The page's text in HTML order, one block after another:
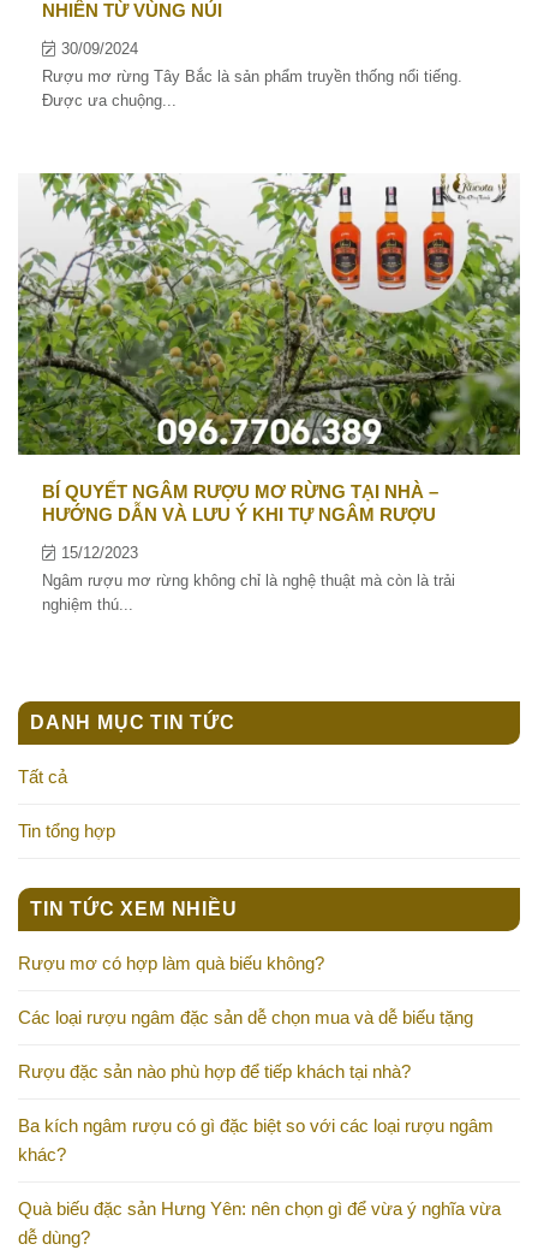
NHIÊN TỪ VÙNG NÚI
Rượu mơ rừng Tây Bắc là sản phẩm truyền thống nổi tiếng.
Được ưa chuộng...
30/09/2024
BÍ QUYẾT NGÂM RƯỢU MƠ RỪNG TẠI NHÀ –
HƯỚNG DẪN VÀ LƯU Ý KHI TỰ NGÂM RƯỢU
Ngâm rượu mơ rừng không chỉ là nghệ thuật mà còn là trải
nghiệm thú...
15/12/2023
DANH MỤC TIN TỨC
Tất cả
Tin tổng hợp
TIN TỨC XEM NHIỀU
Rượu mơ có hợp làm quà biếu không?
Các loại rượu ngâm đặc sản dễ chọn mua và dễ biếu tặng
Rượu đặc sản nào phù hợp để tiếp khách tại nhà?
Ba kích ngâm rượu có gì đặc biệt so với các loại rượu ngâm
khác?
Quà biếu đặc sản Hưng Yên: nên chọn gì để vừa ý nghĩa vừa
dễ dùng?